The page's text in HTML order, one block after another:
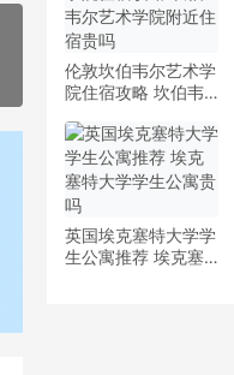
伦敦坎伯韦尔艺术学
院住宿攻略 坎伯韦
贵吗
英国埃克塞特大学学
生公寓推荐 埃克塞